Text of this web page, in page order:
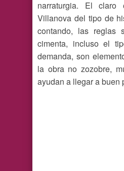
narraturgia. El claro
Villanova del tipo de
contando, las reglas
cimenta, incluso el
demanda, son
la obra no zozobre,
ayudan a llegar a buen